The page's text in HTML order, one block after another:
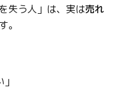
失う人」は、実は売れ
。